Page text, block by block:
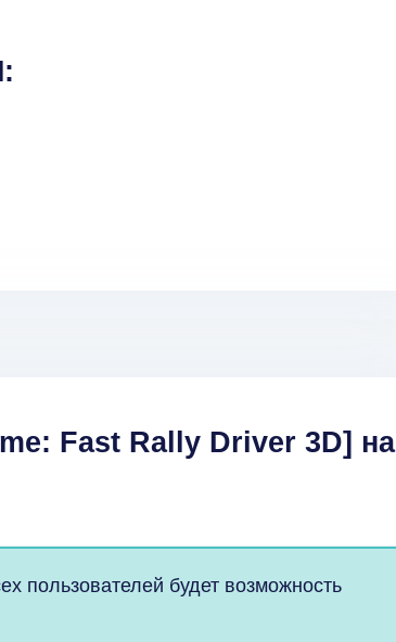
Fast Rally Driver 3D] на
пользователей будет возможность